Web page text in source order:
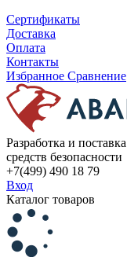
Сертификаты
Доставка
Оплата
Контакты
Избранное Сравнение
Разработка и поставка
средств безопасности
+7(499) 490 18 79
Вход
Каталог товаров